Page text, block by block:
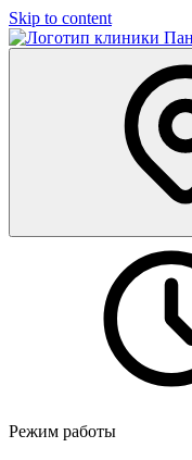
Skip to content
Режим работы